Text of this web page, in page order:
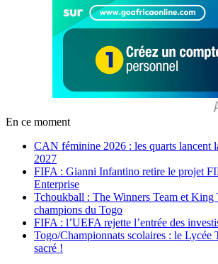
En ce moment
CAN féminine 2026 : les quarts lancent
2027
FIFA : Gianni Infantino retire le projet
Enterprise
Tchoukball : The Winners Team et King
champions du Togo
FIFA : l’UEFA rejette l’entrée des
Togo/Championnats scolaires : le Lycée
sacré !